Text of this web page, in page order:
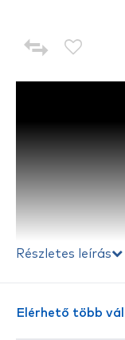
Részletes leírás
Elérhető több